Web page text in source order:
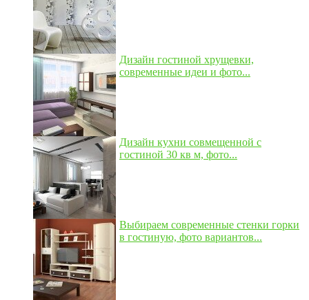
Дизайн гостиной хрущевки,
современные идеи и фото...
Дизайн кухни совмещенной с
гостиной 30 кв м, фото...
Выбираем современные стенки горки
в гостиную, фото вариантов...